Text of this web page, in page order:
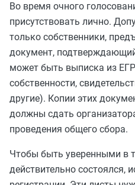
Во время очного
присутствовать лично.
только собственники,
документ,
может быть выписка из
собственности,
другие). Копии этих
должны сдать
проведения общего сбора.
Чтобы быть уверенными в
действительно состоялся,